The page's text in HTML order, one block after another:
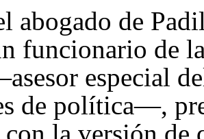
abogado de
funcionario de
especial
de política—,